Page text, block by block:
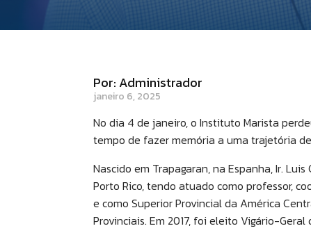
Por: Administrador
janeiro 6, 2025
No dia 4 de janeiro, o Instituto Marista
tempo de fazer memória a uma trajetória
Nascido em Trapagaran, na Espanha, Ir.
Porto Rico, tendo atuado como professor,
e como Superior Provincial da América
Provinciais. Em 2017, foi eleito Vigário-